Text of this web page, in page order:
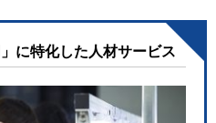
に特化した人材サービス